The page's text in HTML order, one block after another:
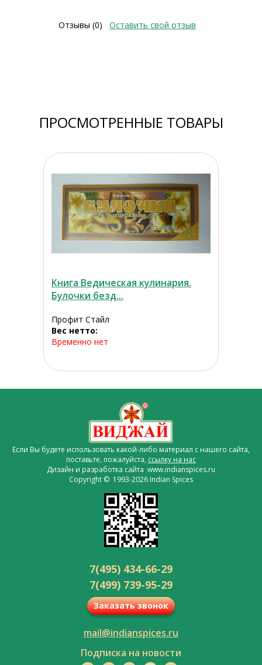
Отзывы (0) Оставить свой отзыв
ПРОСМОТРЕННЫЕ ТОВАРЫ
Книга Ведическая кулинария.
Булочки безд...
Профит Стайл
Вес нетто:
Временно нет
Если Вы будете использовать какой-либо материал с нашего сайта,
поставьте, пожалуйста, ссылку на нас
Дизайн и разработка сайта www.indianspices.ru
Copyright © 1993-2026 Indian Spices
7(495) 434-66-29
7(499) 739-95-29
Заказать звонок
mail@indianspices.ru
Подписка на новости